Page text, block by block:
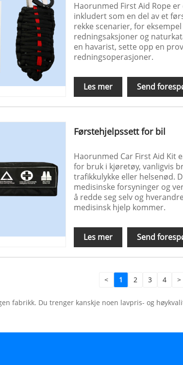
Haorunmed First Aid Rope
inkludert som en del av et
rekke scenarier, for
redningsaksjoner og
en havarist, sette opp en
redningsoperasjoner.
Les mer Send
Førstehjelpssett for bil
Haorunmed Car First Aid Kit
for bruk i kjøretøy, vanligvis
trafikkulykke eller helsenød.
medisinske forsyninger og
å redde seg selv og
medisinsk hjelp kommer.
Les mer Send
< 1 2 3 4 >
fabrikk. Du trenger kanskje noen lavpris- og